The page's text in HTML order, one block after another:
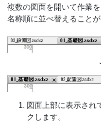
複数の図面を開いて作業
名称順に並べ替えることが
図面上部に表示され
クします。